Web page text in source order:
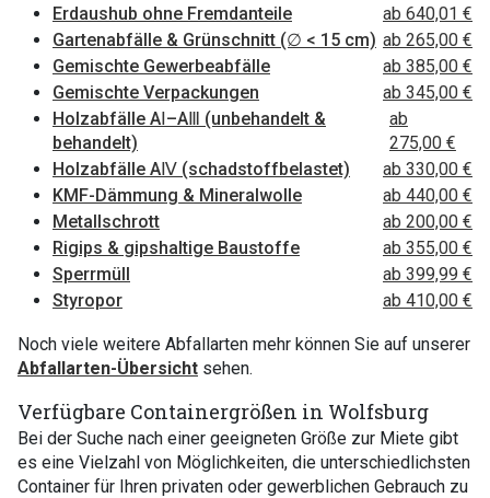
Erdaushub ohne Fremdanteile
ab 640,01 €
Gartenabfälle & Grünschnitt (∅ < 15 cm) ab 265,00 €
Gemischte Gewerbeabfälle
ab 385,00 €
Gemischte Verpackungen
ab 345,00 €
Holzabfälle AⅠ–AⅢ (unbehandelt &
behandelt)
ab
275,00 €
Holzabfälle AⅣ (schadstoffbelastet)
ab 330,00 €
KMF-Dämmung & Mineralwolle
ab 440,00 €
Metallschrott
ab 200,00 €
Rigips & gipshaltige Baustoffe
ab 355,00 €
Sperrmüll
ab 399,99 €
Styropor
ab 410,00 €
Noch viele weitere Abfallarten mehr können Sie auf unserer
Abfallarten-Übersicht sehen.
Verfügbare Containergrößen in Wolfsburg
Bei der Suche nach einer geeigneten Größe zur Miete gibt
es eine Vielzahl von Möglichkeiten, die unterschiedlichsten
Container für Ihren privaten oder gewerblichen Gebrauch zu